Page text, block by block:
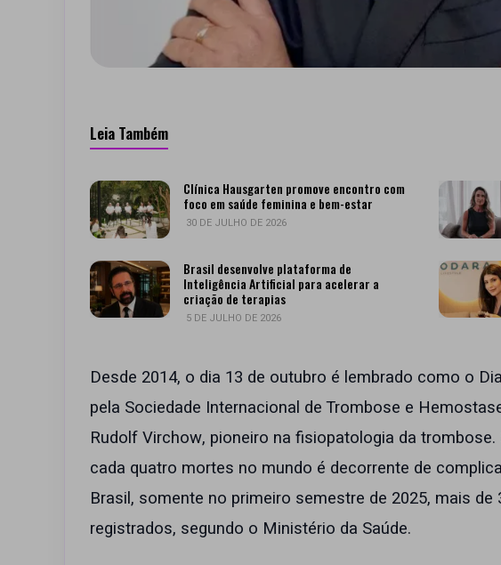
Leia Também
Clínica Hausgarten promove encontro com
foco em saúde feminina e bem-estar
30 DE JULHO DE 2026
Brasil desenvolve plataforma de
Inteligência Artificial para acelerar a
criação de terapias
5 DE JULHO DE 2026
Desde 2014, o dia 13 de outubro é lembrado como o
pela Sociedade Internacional de Trombose e
Rudolf Virchow, pioneiro na fisiopatologia da
cada quatro mortes no mundo é decorrente de
Brasil, somente no primeiro semestre de 2025, mais
registrados, segundo o Ministério da Saúde.